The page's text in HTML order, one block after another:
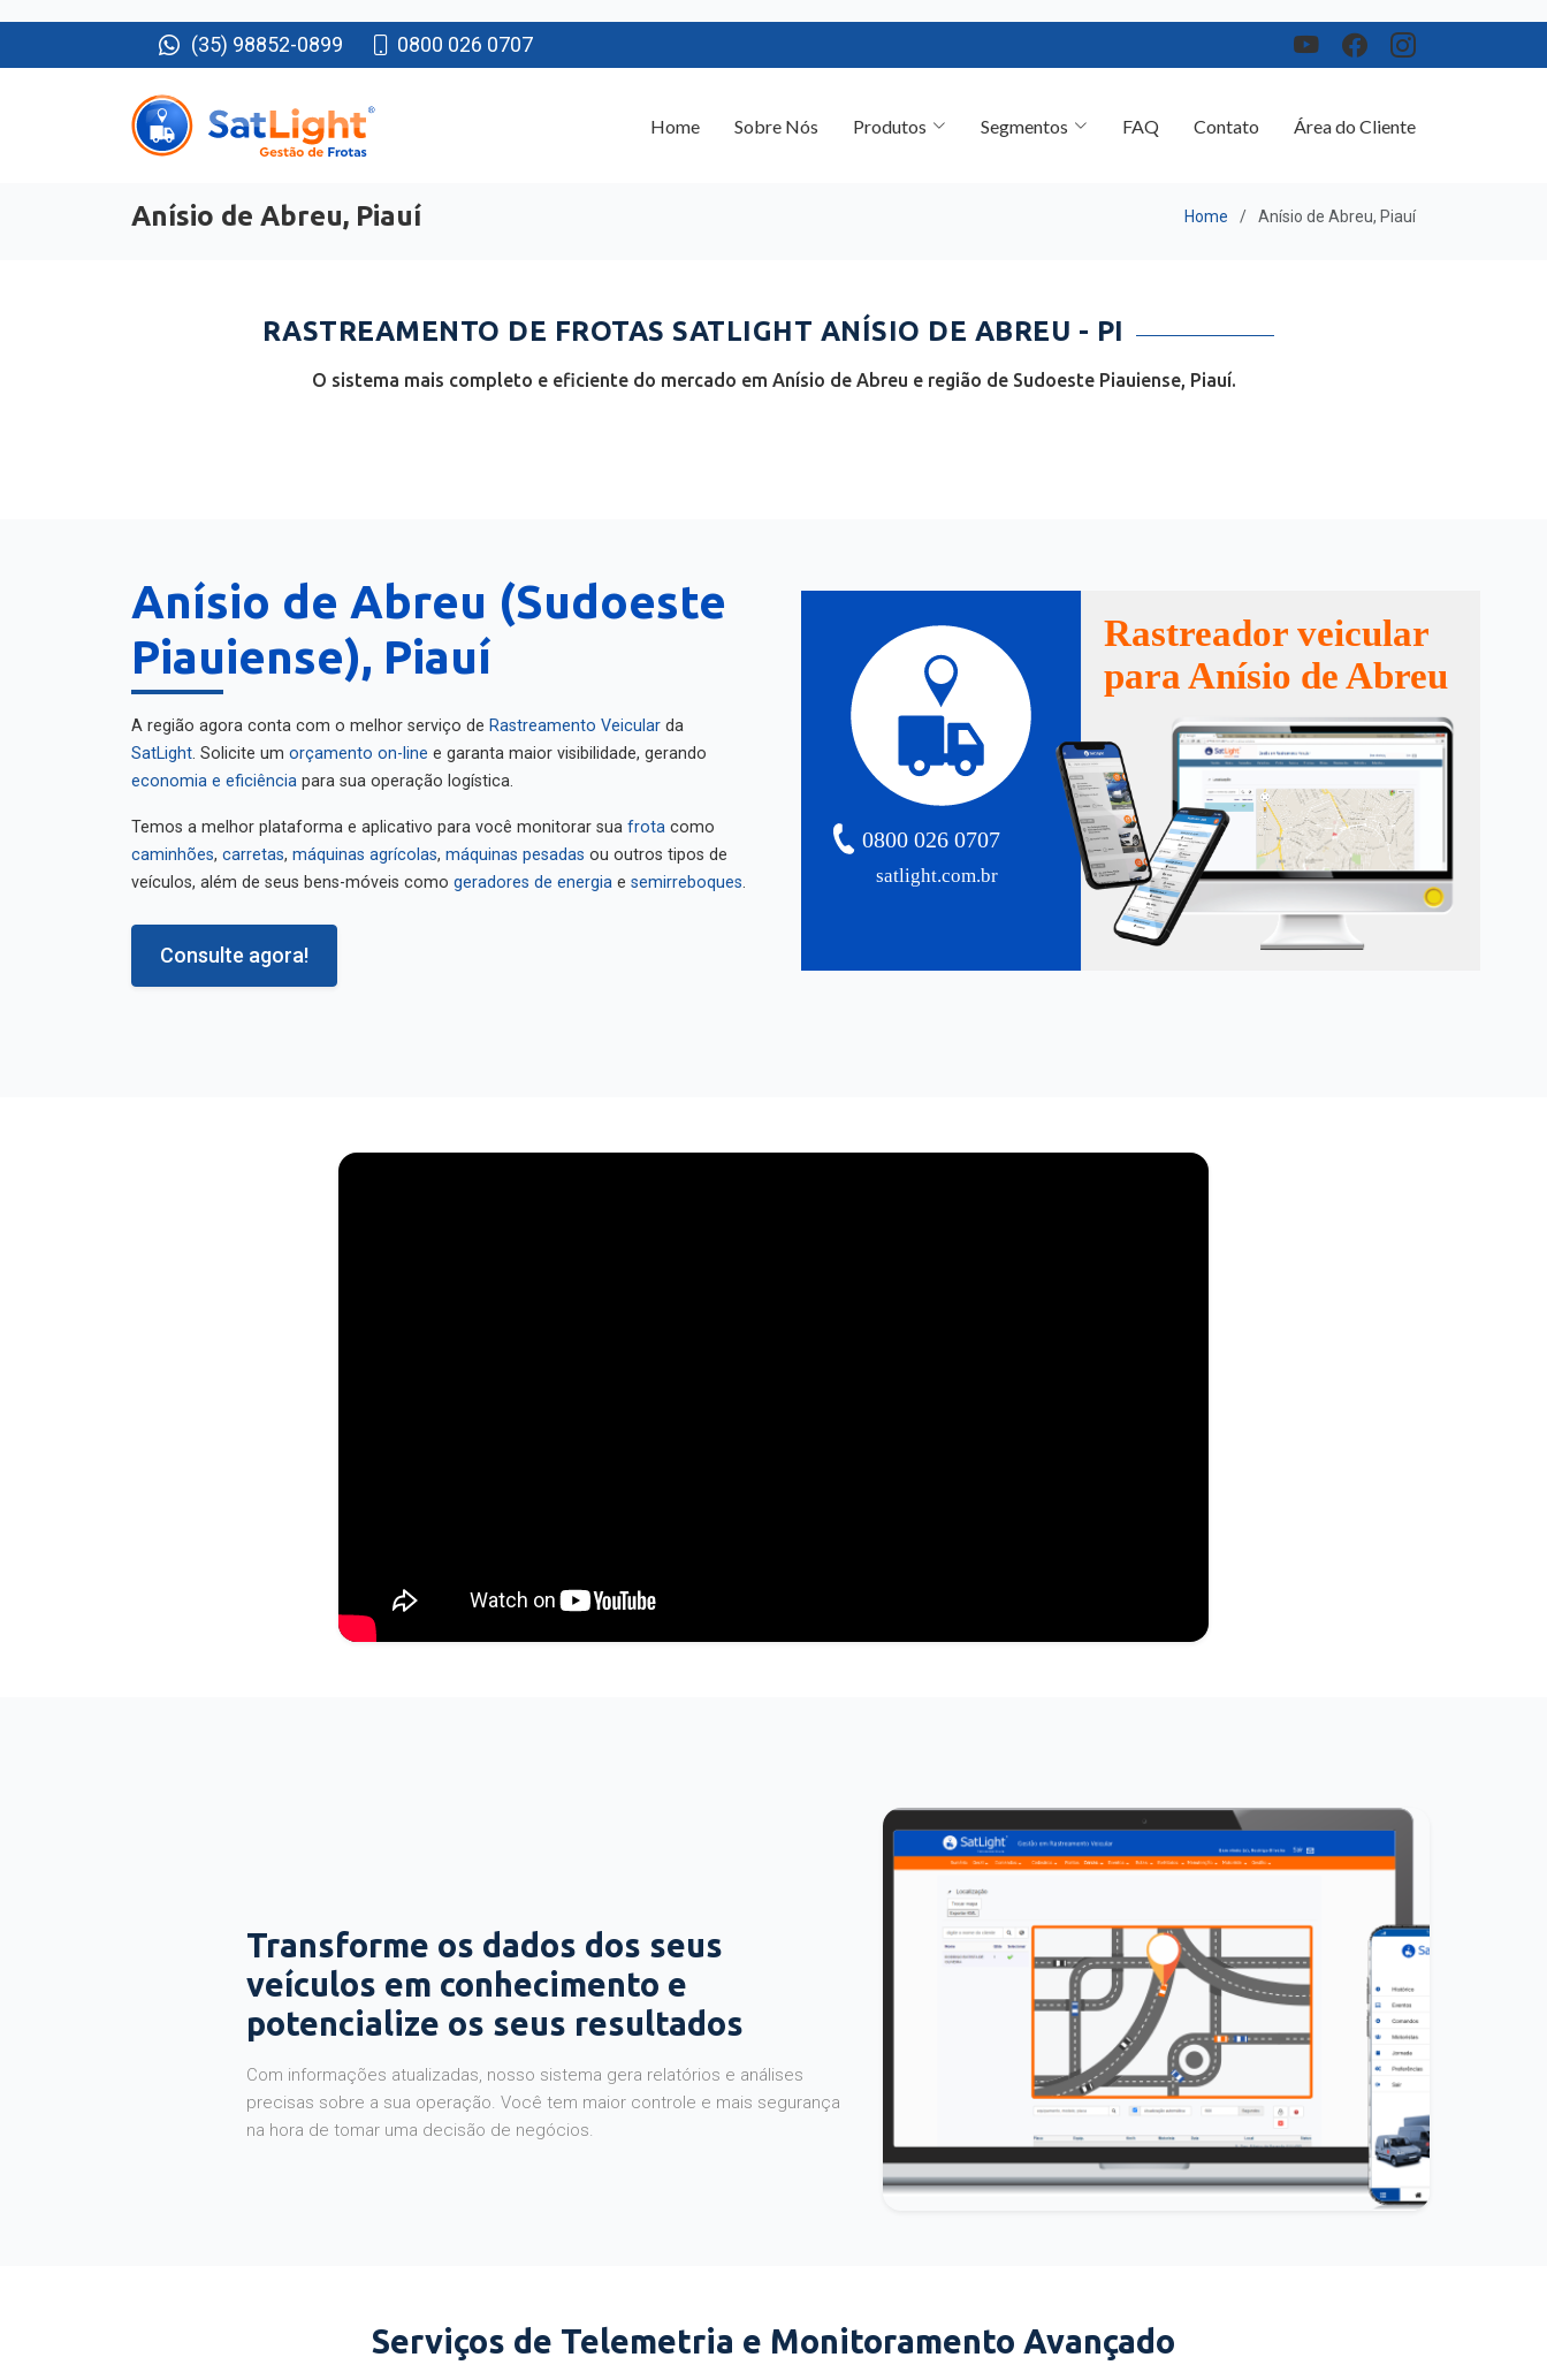
(35) 98852-0899 0800 026 0707
Anísio de Abreu, Piauí
RASTREAMENTO DE FROTAS SATLIGHT ANÍSIO DE ABREU - PI
O sistema mais completo e eficiente do mercado em Anísio de Abreu e região de Sudoeste Piauiense, Piauí.
Anísio de Abreu (Sudoeste
Piauiense), Piauí
A região agora conta com o melhor serviço de Rastreamento Veicular
da
SatLight
. Solicite um orçamento on-line
e garanta maior visibilidade, gerando
economia e eficiência
para sua operação logística.
Temos a melhor plataforma e aplicativo para você monitorar sua frota
caminhões
máquinas agrícolas máquinas pesadas
ou outros tipos de
veículos, além de seus bens-móveis como
geradores de energia semirreboques
Consulte agora!
satlight.com.br
0800 026 0707
Rastreador veicular
para Anísio de Abreu
Transforme os dados dos seus
veículos em conhecimento e
potencialize os seus resultados
Com informações atualizadas, nosso sistema gera relatórios e análises
precisas sobre a sua operação. Você tem maior controle e mais segurança
na hora de tomar uma decisão de negócios.
Serviços de Telemetria e Monitoramento Avançado